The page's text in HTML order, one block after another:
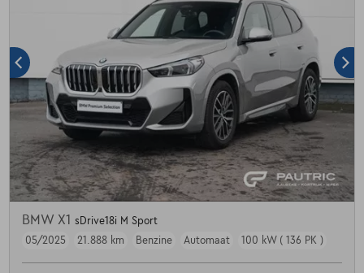
BMW X1 sDrive18i M Sport
05/2025
21.888 km Benzine Automaat 100 kW ( 136 PK )